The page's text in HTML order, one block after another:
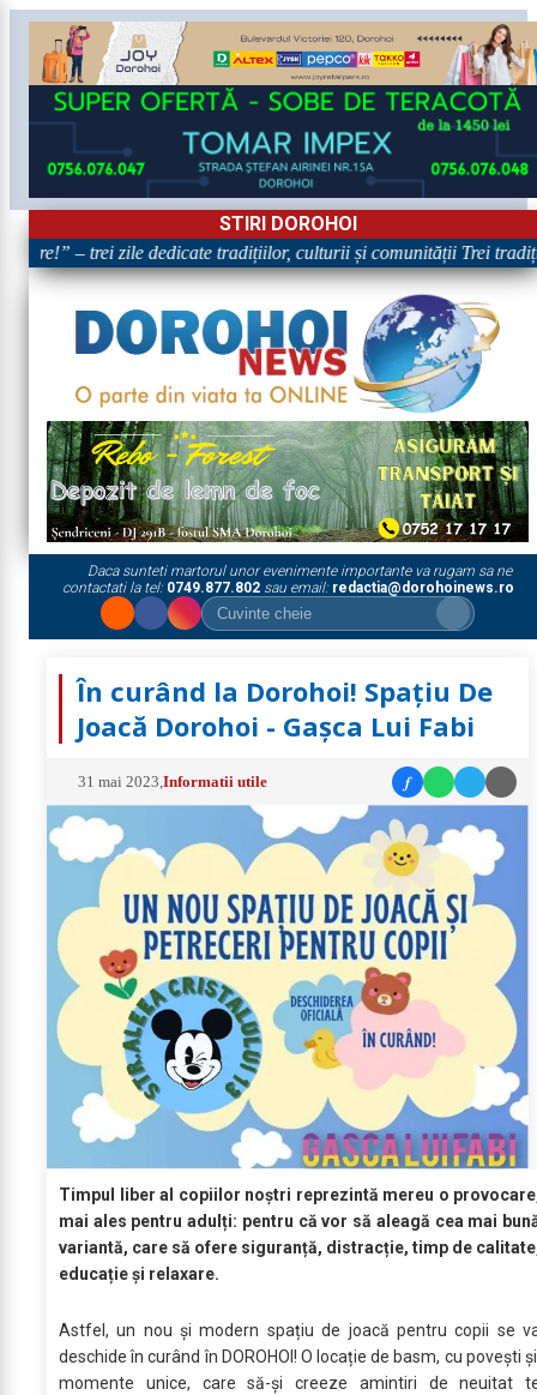
STIRI DOROHOI
– trei zile dedicate tradițiilor, culturii și comunității Trei
Daca sunteti martorul unor evenimente importante va rugam sa ne
contactati la tel: 0749.877.802sau email: redactia@dorohoinews.ro
În curând la Dorohoi! Spațiu De
Joacă Dorohoi - Gașca Lui Fabi
31 mai 2023 ,Informatii utile f
Timpul liber al copiilor noștri reprezintă mereu o
mai ales pentru adulți: pentru că vor să aleagă cea mai
variantă, care să ofere siguranță, distracție, timp de
educație și relaxare.
Astfel, un nou și modern spațiu de joacă pentru copii se
deschide în curând în DOROHOI! O locație de basm, cu povești
momente unice, care să-și creeze amintiri de neuitat